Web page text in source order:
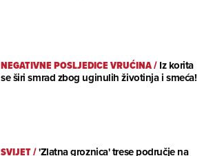
NEGATIVNE POSLJEDICE VRUĆINA/Iz korita
se širi smrad zbog uginulih životinja i smeća!
SVIJET/'Zlatna groznica' trese područje na